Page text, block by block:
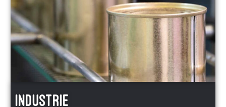
industrie